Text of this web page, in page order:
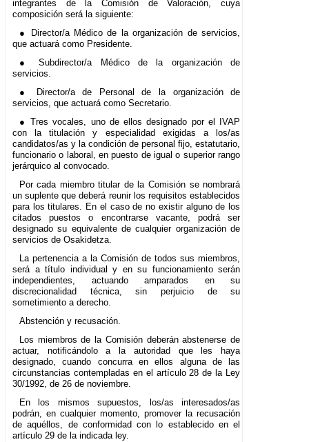
integrantes de la Comisión de Valoración, cuya
composición será la siguiente:
● Director/a Médico de la organización de servicios,
que actuará como Presidente.
● Subdirector/a Médico de la organización de
servicios.
● Director/a de Personal de la organización de
servicios, que actuará como Secretario.
● Tres vocales, uno de ellos designado por el IVAP
con la titulación y especialidad exigidas a los/as
candidatos/as y la condición de personal fijo, estatutario,
funcionario o laboral, en puesto de igual o superior rango
jerárquico al convocado.
Por cada miembro titular de la Comisión se nombrará
un suplente que deberá reunir los requisitos establecidos
para los titulares. En el caso de no existir alguno de los
citados puestos o encontrarse vacante, podrá ser
designado su equivalente de cualquier organización de
servicios de Osakidetza.
La pertenencia a la Comisión de todos sus miembros,
será a título individual y en su funcionamiento serán
independientes, actuando amparados en su
discrecionalidad técnica, sin perjuicio de su
sometimiento a derecho.
Abstención y recusación.
Los miembros de la Comisión deberán abstenerse de
actuar, notificándolo a la autoridad que les haya
designado, cuando concurra en ellos alguna de las
circunstancias contempladas en el artículo 28 de la Ley
30/1992, de 26 de noviembre.
En los mismos supuestos, los/as interesados/as
podrán, en cualquier momento, promover la recusación
de aquéllos, de conformidad con lo establecido en el
artículo 29 de la indicada ley.